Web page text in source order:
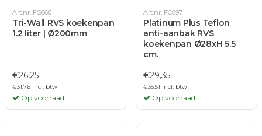
Art.nr. FS668
Tri-Wall RVS koekenpan
1.2 liter | Ø200mm
€26,25
€31,76 Incl. btw
Op voorraad
Art.nr. FC097
Platinum Plus Teflon
anti-aanbak RVS
koekenpan Ø28xH 5.5
cm.
€29,35
€35,51 Incl. btw
Op voorraad